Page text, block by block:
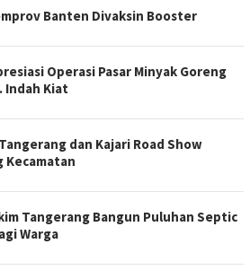
Banten Divaksin Booster
Operasi Pasar Minyak Goreng
Indah Kiat
dan Kajari Road Show
Kecamatan
Tangerang Bangun Puluhan Septic
Warga